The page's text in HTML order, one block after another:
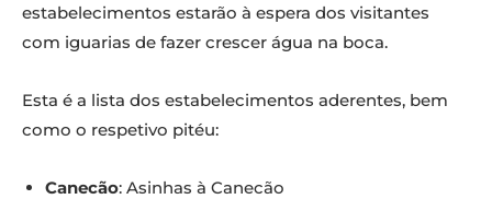
estabelecimentos estarão à espera dos visitantes
com iguarias de fazer crescer água na boca.
Esta é a lista dos estabelecimentos aderentes, bem
como o respetivo pitéu:
Canecão: Asinhas à Canecão